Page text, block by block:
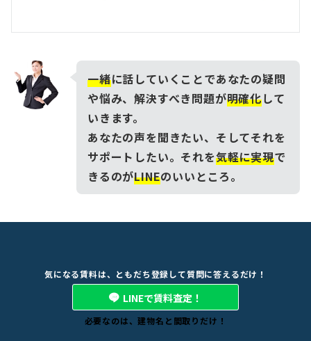
一緒に話していくことであなたの疑問
や悩み、解決すべき問題が明確化して
いきます。
あなたの声を聞きたい、そしてそれを
サポートしたい。それを気軽に実現で
きるのがLINEのいいところ。
気になる賃料は、ともだち登録して質問に答えるだけ！
LINEで賃料査定！
必要なのは、建物名と間取りだけ！